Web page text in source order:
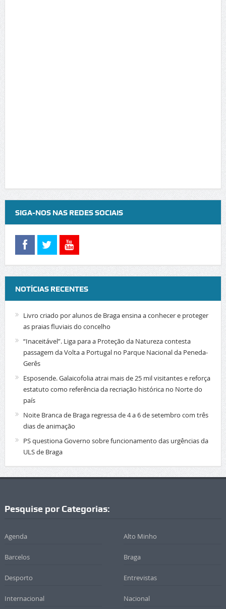
SIGA-NOS NAS REDES SOCIAIS
NOTÍCIAS RECENTES
Livro criado por alunos de Braga ensina a conhecer e proteger
as praias fluviais do concelho
“Inaceitável”. Liga para a Proteção da Natureza contesta
passagem da Volta a Portugal no Parque Nacional da Peneda-
Gerês
Esposende. Galaicofolia atrai mais de 25 mil visitantes e reforça
estatuto como referência da recriação histórica no Norte do
país
Noite Branca de Braga regressa de 4 a 6 de setembro com três
dias de animação
PS questiona Governo sobre funcionamento das urgências da
ULS de Braga
Pesquise por Categorias:
Agenda Alto Minho
Barcelos Braga
Desporto Entrevistas
Internacional Nacional